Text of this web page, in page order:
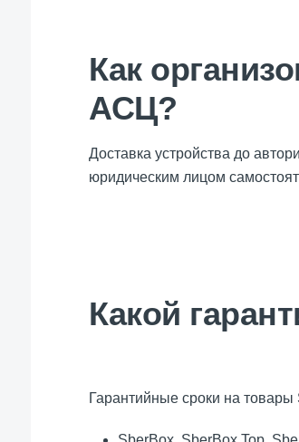
Как
АСЦ?
Доставка устройства до
юридическим лицом
Какой
Гарантийные сроки на товары